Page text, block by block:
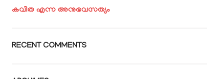
കവിത എന്ന അനുഭവസത്യം
RECENT COMMENTS